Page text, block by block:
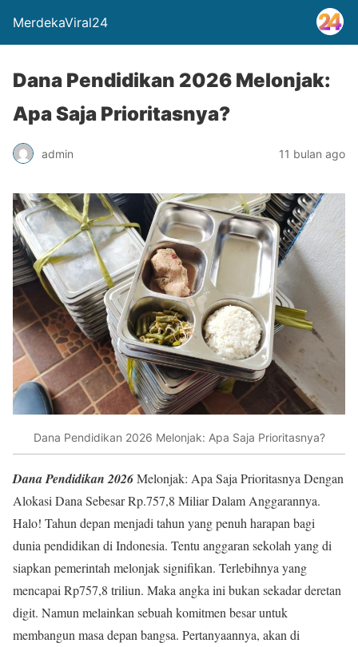
MerdekaViral24
Dana Pendidikan 2026 Melonjak:
Apa Saja Prioritasnya?
admin 11 bulan ago
Dana Pendidikan 2026 Melonjak: Apa Saja Prioritasnya?
Dana Pendidikan 2026Melonjak: Apa Saja Prioritasnya Dengan
Alokasi Dana Sebesar Rp.757,8 Miliar Dalam Anggarannya.
Halo! Tahun depan menjadi tahun yang penuh harapan bagi
dunia pendidikan di Indonesia. Tentu anggaran sekolah yang di
siapkan pemerintah melonjak signifikan. Terlebihnya yang
mencapai Rp757,8 triliun. Maka angka ini bukan sekadar deretan
digit. Namun melainkan sebuah komitmen besar untuk
membangun masa depan bangsa. Pertanyaannya, akan di